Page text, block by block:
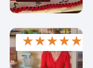
★★★★★